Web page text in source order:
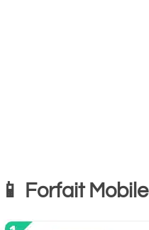
📱 Forfait Mobile